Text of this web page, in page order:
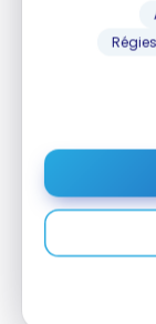
Départ de
Guide
14 nuits à